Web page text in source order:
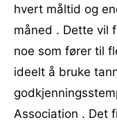
hvert måltid og
måned . Dette vil
noe som fører til
ideelt å bruke
Association . Det